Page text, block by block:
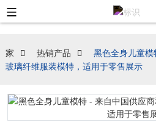
家 热销产品
黑色全身儿童
玻璃纤维服装模特，适用于零售展示